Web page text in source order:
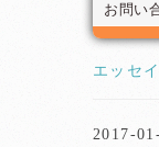
お問い
エッセイ
2017-